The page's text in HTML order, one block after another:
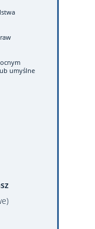
umyślne